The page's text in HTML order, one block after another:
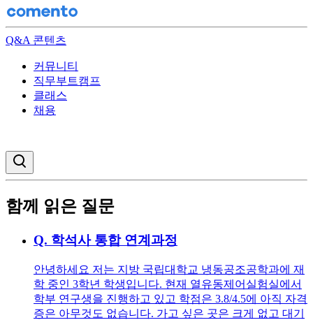
Q&A 콘텐츠
커뮤니티
직무부트캠프
클래스
채용
함께 읽은 질문
Q. 학석사 통합 연계과정
안녕하세요 저는 지방 국립대학교 냉동공조공학과에 재
학 중인 3학년 학생입니다. 현재 열유동제어실험실에서
학부 연구생을 진행하고 있고 학점은 3.8/4.5에 아직 자격
증은 아무것도 없습니다. 가고 싶은 곳은 크게 없고 대기